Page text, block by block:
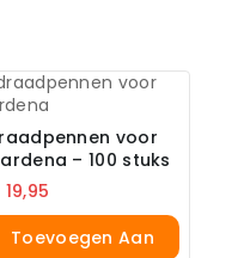
voor
– 100 stuks
19,95
Toevoegen Aan